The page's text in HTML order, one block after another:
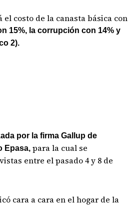
el costo de la canasta básica con
15%, la corrupción con 14% y
2).
por la firma Gallup de
Epasa,para la cual se
entre el pasado 4 y 8 de
cara a cara en el hogar de la